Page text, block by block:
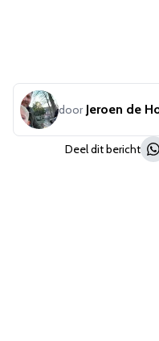
door Jeroen de
Deel dit bericht